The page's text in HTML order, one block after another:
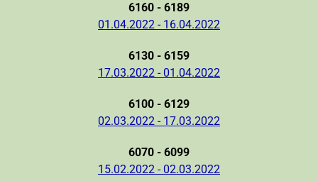
6160 - 6189
01.04.2022 - 16.04.2022
6130 - 6159
17.03.2022 - 01.04.2022
6100 - 6129
02.03.2022 - 17.03.2022
6070 - 6099
15.02.2022 - 02.03.2022